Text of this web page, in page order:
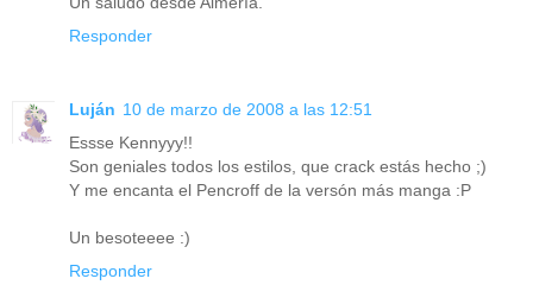
Responder
Luján 10 de marzo de 2008 a las 12:51
Essse Kennyyy!!
Son geniales todos los estilos, que crack estás hecho ;)
Y me encanta el Pencroff de la versón más manga :P
Un besoteeee :)
Responder